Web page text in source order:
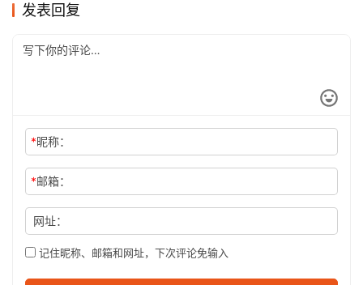
发表回复
*昵称：
*邮箱：
网址：
记住昵称、邮箱和网址，下次评论免输入